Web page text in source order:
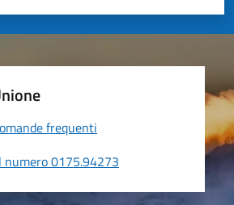
5 stelle su 5
stelle su 5
su 5
5
frequenti
numero 0175.94273